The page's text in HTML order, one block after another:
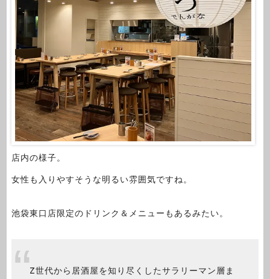
店内の様子。
女性も入りやすそうな明るい雰囲気ですね。
池袋東口店限定のドリンク＆メニューもあるみたい。
Z世代から居酒屋を知り尽くしたサラリーマン層ま